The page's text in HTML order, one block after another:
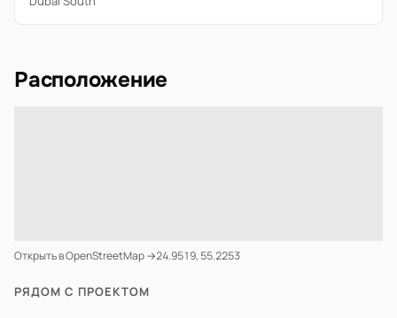
Расположение
Открыть в OpenStreetMap →24.9519, 55.2253
РЯДОМ С ПРОЕКТОМ